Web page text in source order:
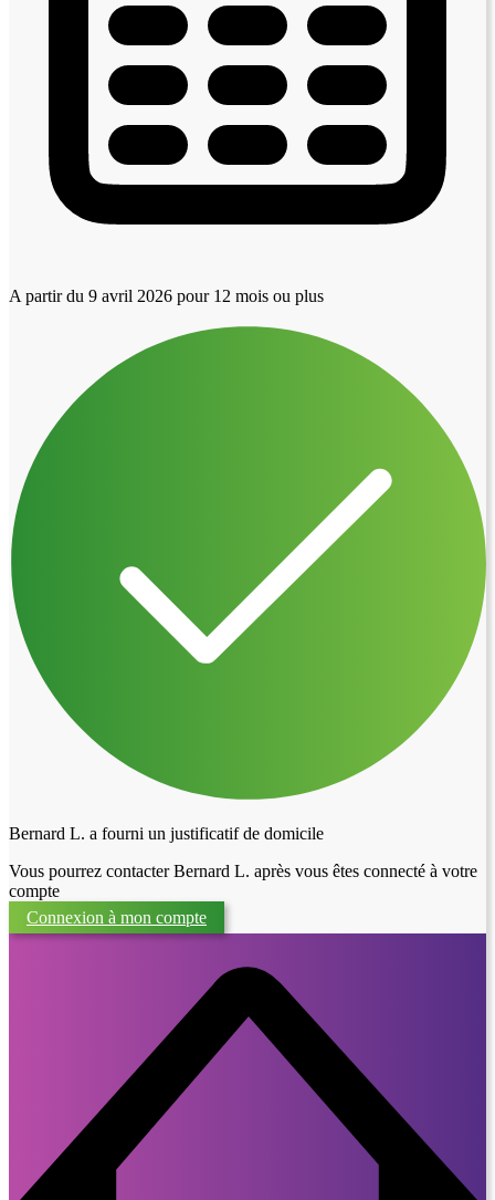
A partir du 9 avril 2026 pour 12 mois ou plus
Bernard L. a fourni un justificatif de domicile
Vous pourrez contacter Bernard L. après vous êtes connecté à votre
compte
Connexion à mon compte